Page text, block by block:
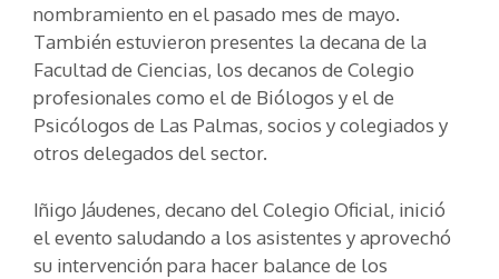
nombramiento en el pasado mes de mayo.
También estuvieron presentes la decana de la
Facultad de Ciencias, los decanos de Colegio
profesionales como el de Biólogos y el de
Psicólogos de Las Palmas, socios y colegiados y
otros delegados del sector.
Iñigo Jáudenes, decano del Colegio Oficial, inició
el evento saludando a los asistentes y aprovechó
su intervención para hacer balance de los